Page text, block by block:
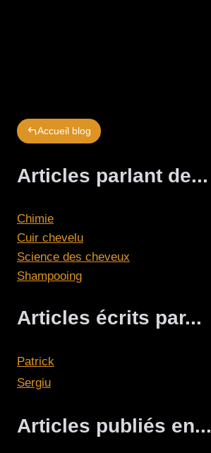
Accueil blog
Articles parlant de...
Chimie
Cuir chevelu
Science des cheveux
Shampooing
Articles écrits par...
Patrick
Sergiu
Articles publiés en...